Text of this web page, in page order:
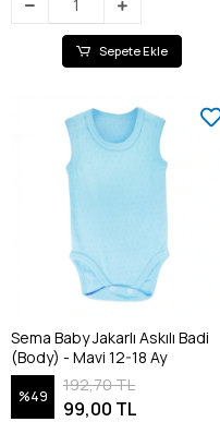
Sepete Ekle
Sema Baby Jakarlı Askılı Badi
(Body) - Mavi 12-18 Ay
%49
192,70 TL
99,00 TL